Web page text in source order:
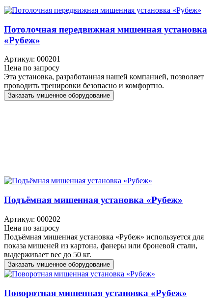
Потолочная передвижная мишенная установка
«Рубеж»
Артикул: 000201
Цена по запросу
Эта установка, разработанная нашей компанией, позволяет
проводить тренировки безопасно и комфортно.
Заказать мишенное оборудование
Подъёмная мишенная установка «Рубеж»
Артикул: 000202
Цена по запросу
Подъёмная мишенная установка «Рубеж» используется для
показа мишеней из картона, фанеры или броневой стали,
выдерживает вес до 50 кг.
Заказать мишенное оборудование
Поворотная мишенная установка «Рубеж»